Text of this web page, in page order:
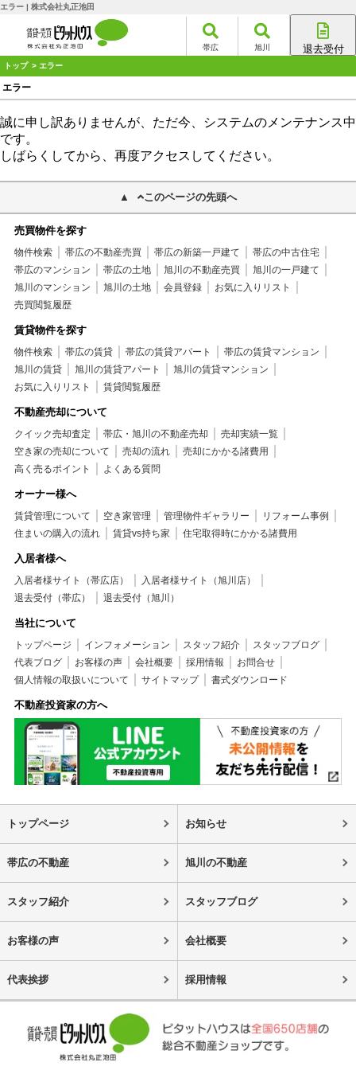
エラー | 株式会社丸正池田
帯広 旭川 退去受付
トップ > エラー
エラー
誠に申し訳ありませんが、ただ今、システムのメンテナンス中
です。
しばらくしてから、再度アクセスしてください。
このページの先頭へ
売買物件を探す
物件検索 帯広の不動産売買 帯広の新築一戸建て
帯広の中古住宅
帯広のマンション
帯広の土地 旭川の不動産売買
旭川の一戸建て
旭川のマンション
旭川の土地 会員登録
お気に入りリスト
売買閲覧履歴
賃貸物件を探す
物件検索 帯広の賃貸 帯広の賃貸アパート
帯広の賃貸マンション
旭川の賃貸
旭川の賃貸アパート
旭川の賃貸マンション
お気に入りリスト
賃貸閲覧履歴
不動産売却について
クイック売却査定 帯広・旭川の不動産売却
売却実績一覧
空き家の売却について
売却の流れ
売却にかかる諸費用
高く売るポイント
よくある質問
オーナー様へ
賃貸管理について 空き家管理 管理物件ギャラリー
リフォーム事例
住まいの購入の流れ
賃貸vs持ち家 住宅取得時にかかる諸費用
入居者様へ
入居者様サイト（帯広店）
入居者様サイト（旭川店）
退去受付（帯広）
退去受付（旭川）
当社について
トップページ インフォメーション スタッフ紹介
スタッフブログ
代表ブログ
お客様の声 会社概要 採用情報
お問合せ
個人情報の取扱いについて
サイトマップ 書式ダウンロード
不動産投資家の方へ
トップページ お知らせ
帯広の不動産 旭川の不動産
スタッフ紹介 スタッフブログ
お客様の声 会社概要
代表挨拶 採用情報